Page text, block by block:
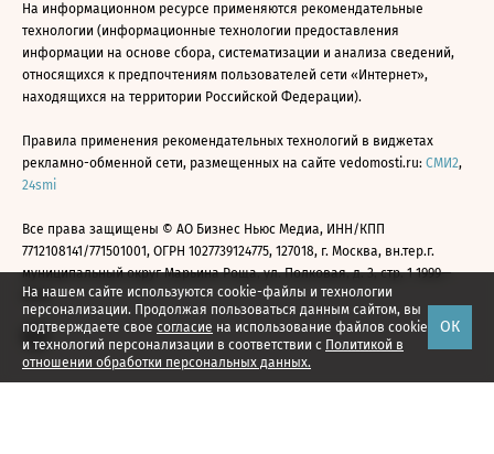
На нашем сайте используются cookie-файлы и технологии
персонализации. Продолжая пользоваться данным сайтом, вы
подтверждаете свое согласие на использование файлов cookie
и технологий персонализации в соответствии с Политикой в
отношении обработки персональных данных.
ОК
На информационном ресурсе применяются рекомендательные
технологии (информационные технологии предоставления
информации на основе сбора, систематизации и анализа сведений,
относящихся к предпочтениям пользователей сети «Интернет»,
находящихся на территории Российской Федерации).
Правила применения рекомендательных технологий в виджетах
рекламно-обменной сети, размещенных на сайте vedomosti.ru: СМИ2,
24smi
Все права защищены © АО Бизнес Ньюс Медиа, ИНН/КПП
7712108141/771501001, ОГРН 1027739124775, 127018, г. Москва, вн.тер.г.
муниципальный округ Марьина Роща, ул. Полковая, д. 3, стр. 1 1999—
2026